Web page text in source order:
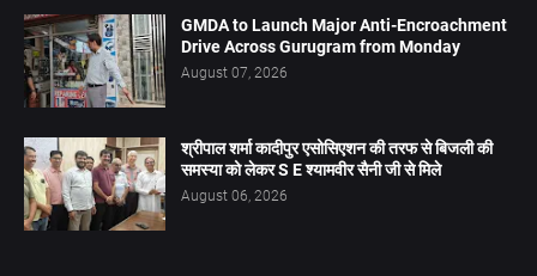
GMDA to Launch Major Anti-Encroachment
Drive Across Gurugram from Monday
August 07, 2026
श्रीपाल शर्मा कादीपुर एसोसिएशन की तरफ से बिजली की
समस्या को लेकर S E श्यामवीर सैनी जी से मिले
August 06, 2026